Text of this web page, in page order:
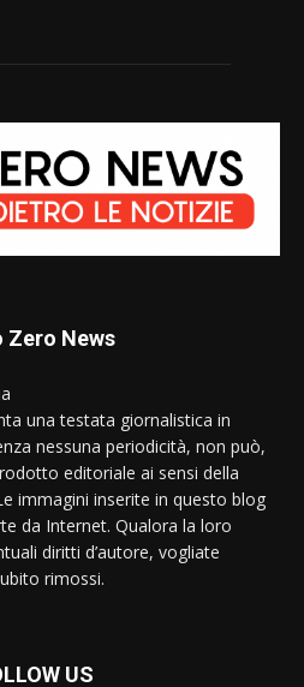
Zero News
una testata giornalistica in
nessuna periodicità, non può,
editoriale ai sensi della
immagini inserite in questo blog
da Internet. Qualora la loro
diritti d’autore, vogliate
rimossi.
US